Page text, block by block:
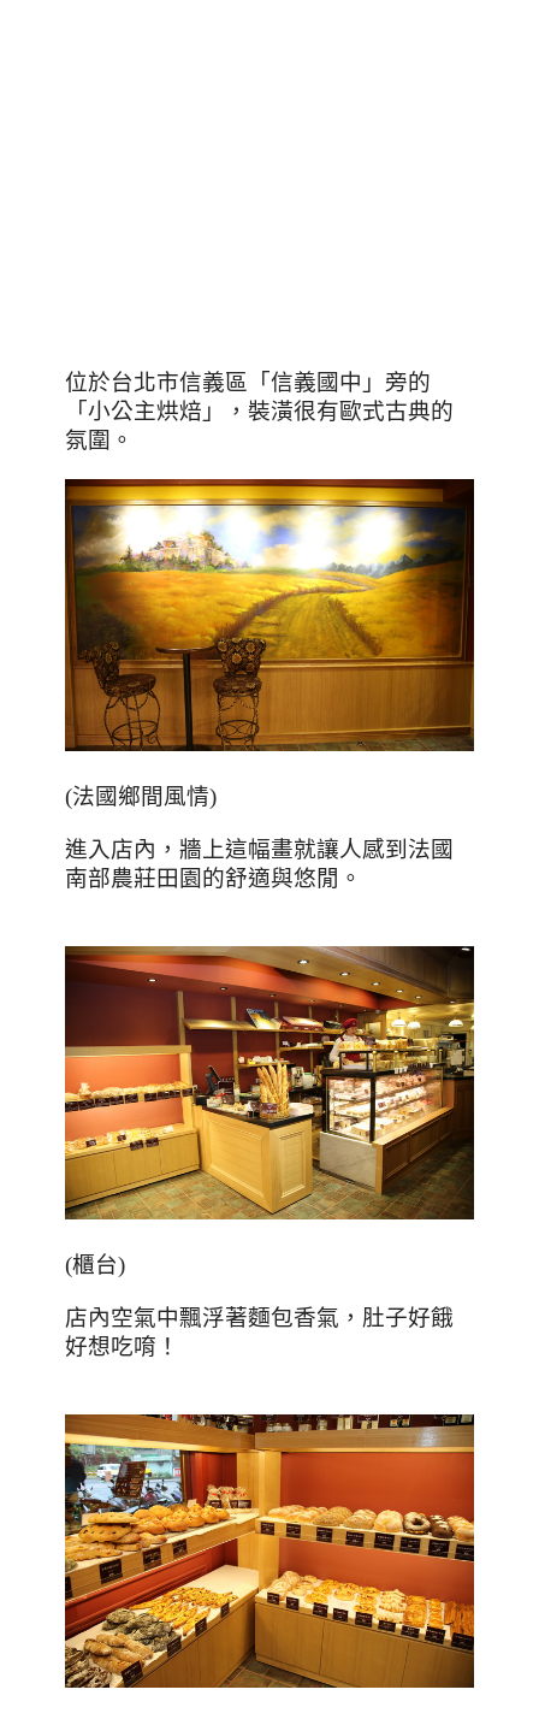
位於台北市信義區「信義國中」旁的
「小公主烘焙」，裝潢很有歐式古典的
氛圍。
(法國鄉間風情)
進入店內，牆上這幅畫就讓人感到法國
南部農莊田園的舒適與悠閒。
(櫃台)
店內空氣中飄浮著麵包香氣，肚子好餓
好想吃唷！